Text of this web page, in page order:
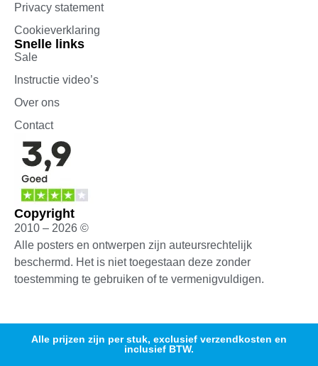
Privacy statement
Cookieverklaring
Snelle links
Sale
Instructie video’s
Over ons
Contact
Copyright
2010 – 2026 ©
Alle posters en ontwerpen zijn auteursrechtelijk
beschermd. Het is niet toegestaan deze zonder
toestemming te gebruiken of te vermenigvuldigen.
Alle prijzen zijn per stuk, exclusief verzendkosten en
inclusief BTW.